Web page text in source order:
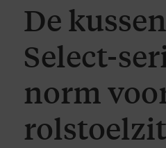
De
Select-
norm